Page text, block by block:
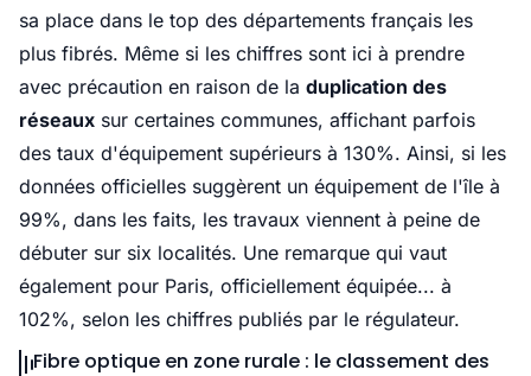
sa place dans le top des départements français les
plus fibrés. Même si les chiffres sont ici à prendre
avec précaution en raison de la duplication des
réseaux sur certaines communes, affichant parfois
des taux d'équipement supérieurs à 130%. Ainsi, si les
données officielles suggèrent un équipement de l'île à
99%, dans les faits, les travaux viennent à peine de
débuter sur six localités. Une remarque qui vaut
également pour Paris, officiellement équipée... à
102%, selon les chiffres publiés par le régulateur.
Fibre optique en zone rurale : le classement des